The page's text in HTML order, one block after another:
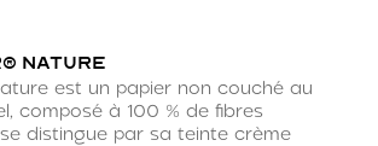
Nature
est un papier non couché au
composé à 100 % de fibres
distingue par sa teinte crème